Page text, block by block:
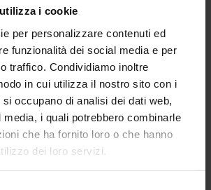
i cookie
per personalizzare contenuti ed
funzionalità dei social media e per
traffico. Condividiamo inoltre
in cui utilizza il nostro sito con i
occupano di analisi dei dati web,
media, i quali potrebbero combinarle
che ha fornito loro o che hanno
dei loro servizi.
alcuni